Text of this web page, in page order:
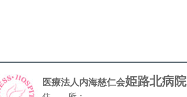
医療法人内海慈仁会姫路北病院